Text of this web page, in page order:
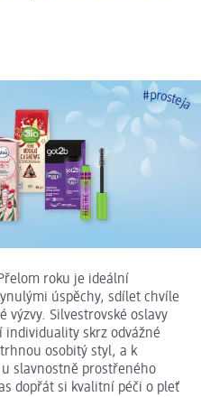
roku je ideální
úspěchy, sdílet chvíle
výzvy. Silvestrovské oslavy
individuality skrz odvážné
osobitý styl, a k
slavnostně prostřeného
dopřát si kvalitní péči o pleť